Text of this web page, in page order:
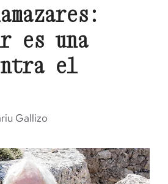
es una
el
Gallizo